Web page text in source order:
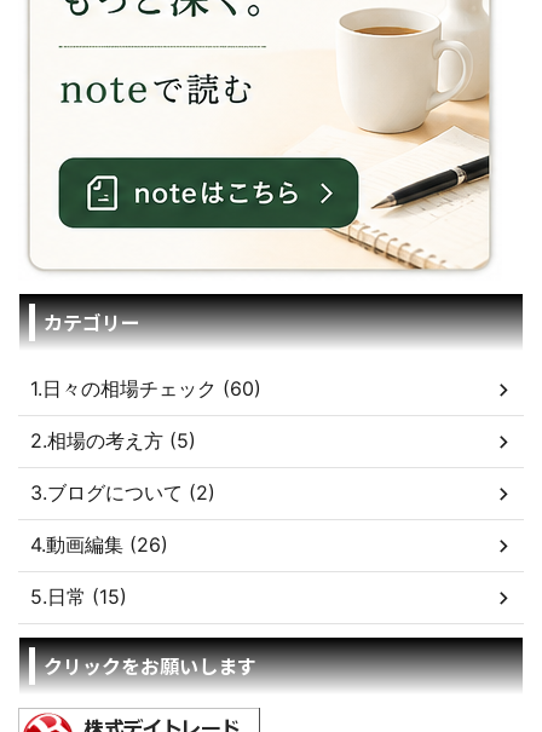
カテゴリー
1.日々の相場チェック (60)
2.相場の考え方 (5)
3.ブログについて (2)
4.動画編集 (26)
5.日常 (15)
クリックをお願いします